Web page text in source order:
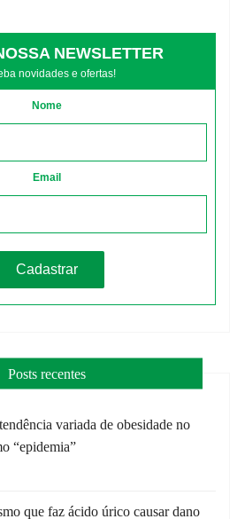
NEWSLETTER
novidades e ofertas!
Nome
Email
Posts recentes
variada de obesidade no
“epidemia”
que faz ácido úrico causar dano